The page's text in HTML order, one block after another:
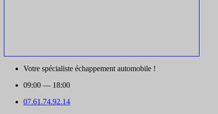
Votre spécialiste échappement automobile !
09:00 — 18:00
07.61.74.92.14